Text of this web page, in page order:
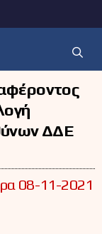
ΔΔΕ
08-11-2021